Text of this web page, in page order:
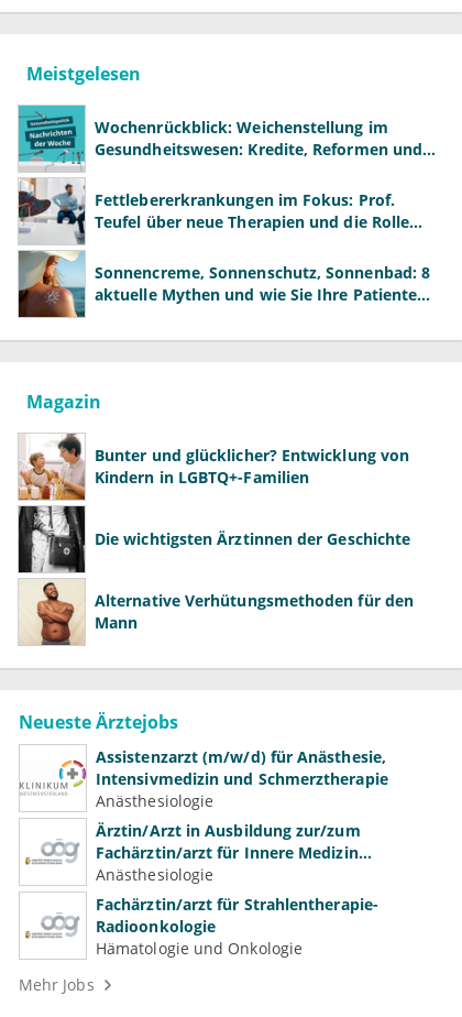
Meistgelesen
Wochenrückblick: Weichenstellung im
Gesundheitswesen: Kredite, Reformen und
Fettlebererkrankungen im Fokus: Prof.
Teufel über neue Therapien und die Rolle
Sonnencreme, Sonnenschutz, Sonnenbad: 8
aktuelle Mythen und wie Sie Ihre Patienten
Magazin
Bunter und glücklicher? Entwicklung von
Kindern in LGBTQ+-Familien
Die wichtigsten Ärztinnen der Geschichte
Alternative Verhütungsmethoden für den
Mann
Neueste Ärztejobs
Assistenzarzt (m/w/d) für Anästhesie,
Intensivmedizin und Schmerztherapie
Anästhesiologie
Ärztin/Arzt in Ausbildung zur/zum
Fachärztin/arzt für Innere Medizin
(Kardiologie, Nephrologie, Intensivmedizin)
Anästhesiologie
Fachärztin/arzt für Strahlentherapie-
Radioonkologie
Hämatologie und Onkologie
Mehr Jobs